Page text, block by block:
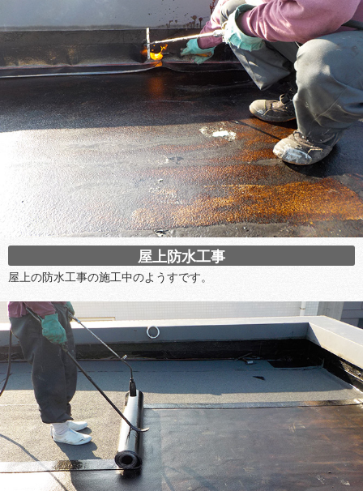
屋上防水工事
屋上の防水工事の施工中のようすです。